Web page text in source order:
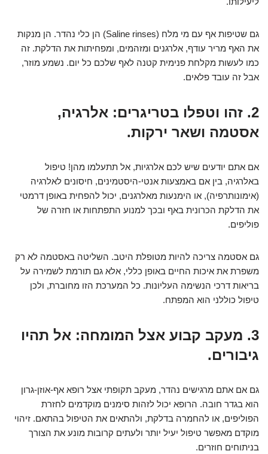
גם שטיפות אף עם מי מלח (Saline rinses) הן כלי נהדר. הן מנקות
את האף מריר עודף, אלרגנים ומזהמים, ומפחיתות את הדלקת. זה
כמו לעשות מקלחת פנימית קטנה לאף שלכם כל יום. נשמע מוזר,
אבל זה עובד פלאים.
2. זהו וטפלו בטריגרים: אלרגיה,
אסטמה ושאר ירקות.
אם אתם יודעים שיש לכם אלרגיות, אל תתעלמו מהן! טיפול
באלרגיה, בין אם באמצעות אנטי-היסטמינים, חיסונים לאלרגיה
(אימונותרפיה), או הימנעות מאלרגנים, יכול להפחית באופן דרמטי
את הדלקת הכרונית באף ובכך למנוע התפתחות או חזרה של
פוליפים.
גם אסטמה צריכה להיות מטופלת היטב. השליטה באסטמה לא רק
משפרת את איכות החיים באופן כללי, אלא גם תורמת לשמירה על
בריאות דרכי הנשימה העליונות. כל המערכת הזו מחוברת, ולכן
טיפול כוללני הוא המפתח.
3. מעקב קבוע אצל המומחה: אל תהיו
גיבורים.
גם אם אתם מרגישים נהדר, מעקב תקופתי אצל רופא אף-אוזן-גרון
הוא בגדר חובה. הרופא יכול לזהות סימנים מוקדמים לחזרת
הפוליפים, או להחמרה בדלקת, ולהתאים את הטיפול בהתאם. זיהוי
מוקדם מאפשר טיפול יעיל יותר ולעתים קרובות מונע את הצורך
בניתוחים חוזרים.